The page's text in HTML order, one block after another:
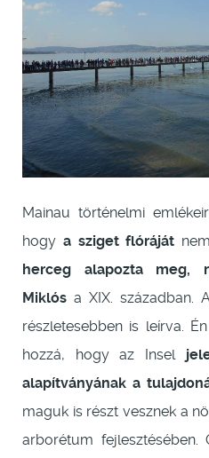
Mainau történelmi
hogy a sziget flóráját
herceg alapozta meg,
Miklós a XIX. században.
részletesebben is leírva.
hozzá, hogy az Insel
alapítványának a
maguk is részt vesznek a
arborétum fejlesztésében.